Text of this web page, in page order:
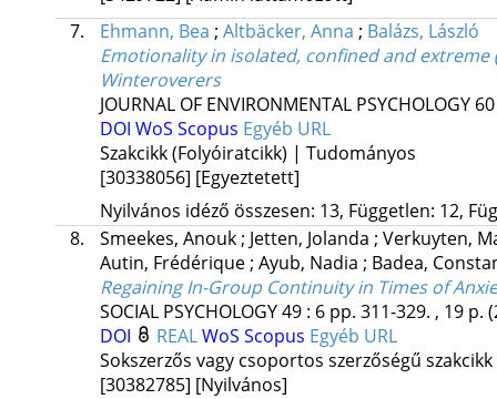
7.
Ehmann, Bea ; Altbäcker, Anna ; Balázs, László
Emotionality in isolated, confined and
Winteroverers
JOURNAL OF ENVIRONMENTAL PSYCHOLOGY 60
DOI WoS Scopus Egyéb URL
Szakcikk (Folyóiratcikk) | Tudományos
[30338056] [Egyeztetett]
Nyilvános idéző összesen: 13, Független: 12,
8.
Smeekes, Anouk; Jetten, Jolanda ; Verkuyten,
Autin, Frédérique; Ayub, Nadia ; Badea,
Regaining In-Group Continuity in Times of
SOCIAL PSYCHOLOGY49: 6 pp. 311-329. , 19 p.
DOI
REALWoS Scopus Egyéb URL
Sokszerzős vagy csoportos szerzőségű
[30382785] [Nyilvános]